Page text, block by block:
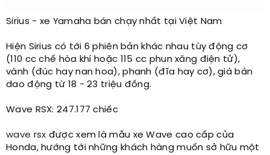
Sirius - xe Yamaha bán chạy nhất tại Việt Nam​
Hiện Sirius có tới 6 phiên bản khác nhau tùy động cơ
(110 cc chế hòa khí hoặc 115 cc phun xăng điện tử),
vành (đúc hay nan hoa), phanh (đĩa hay cơ), giá bán
dao động từ 18 - 23 triệu đồng.
Wave RSX: 247.177 chiếc
wave rsx được xem là mẫu xe Wave cao cấp của
Honda, hướng tới những khách hàng muốn sở hữu một